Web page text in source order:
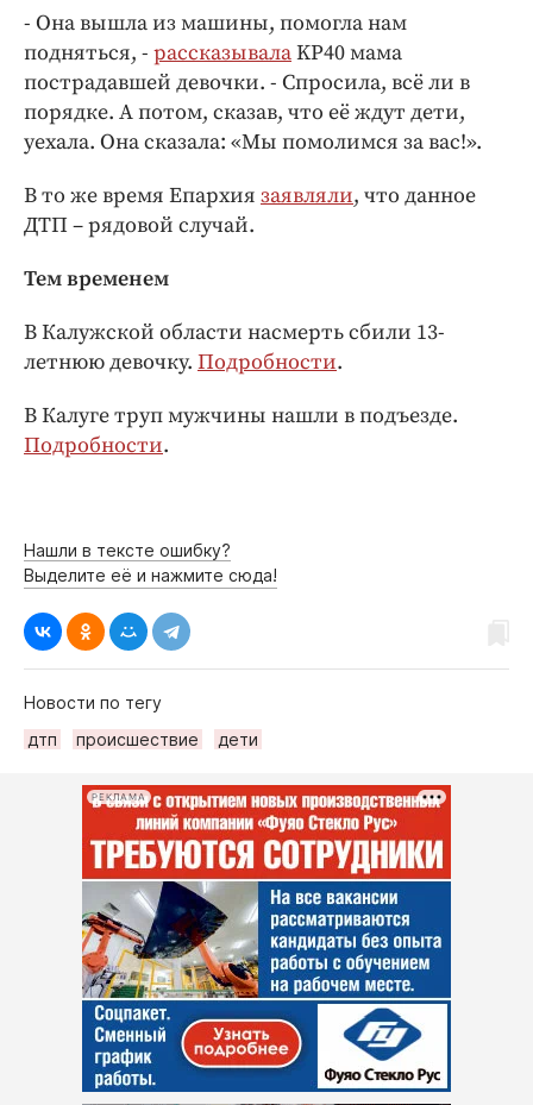
- Она вышла из машины, помогла нам
подняться, - рассказывалаKP40 мама
пострадавшей девочки. - Спросила, всё ли в
порядке. А потом, сказав, что её ждут дети,
уехала. Она сказала: «Мы помолимся за вас!».
В то же время Епархия заявляли, что данное
ДТП – рядовой случай.
Тем временем
В Калужской области насмерть сбили 13-
летнюю девочку. Подробности.
В Калуге труп мужчины нашли в подъезде.
Подробности.
Нашли в тексте ошибку?
Выделите её и нажмите сюда!
Новости по тегу
дтп
происшествие дети
РЕКЛАМА